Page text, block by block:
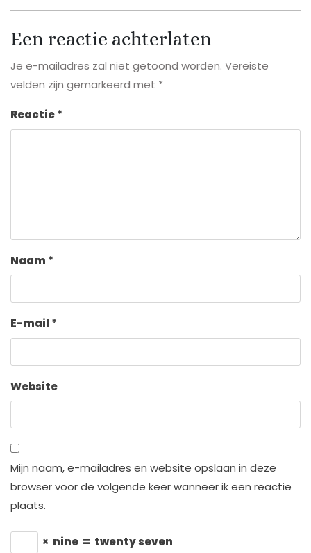
Een reactie achterlaten
Je e-mailadres zal niet getoond worden. Vereiste
velden zijn gemarkeerd met *
Reactie*
Naam *
E-mail *
Website
Mijn naam, e-mailadres en website opslaan in deze
browser voor de volgende keer wanneer ik een reactie
plaats.
× nine = twenty seven